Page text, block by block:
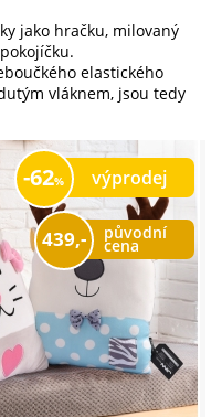
jako hračku, milovaný
elastického
vláknem, jsou tedy
výprodej
62
původní
cena
439,-